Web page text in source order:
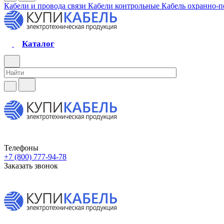
Кабели и провода связи Кабели контрольные Кабель охранно-
Каталог
Телефоны
+7 (800) 777-94-78
Заказать звонок